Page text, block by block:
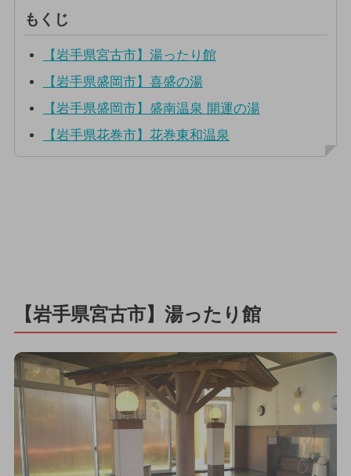
もくじ
【岩手県宮古市】湯ったり館
【岩手県盛岡市】喜盛の湯
【岩手県盛岡市】盛南温泉 開運の湯
【岩手県花巻市】花巻東和温泉
【岩手県宮古市】湯ったり館